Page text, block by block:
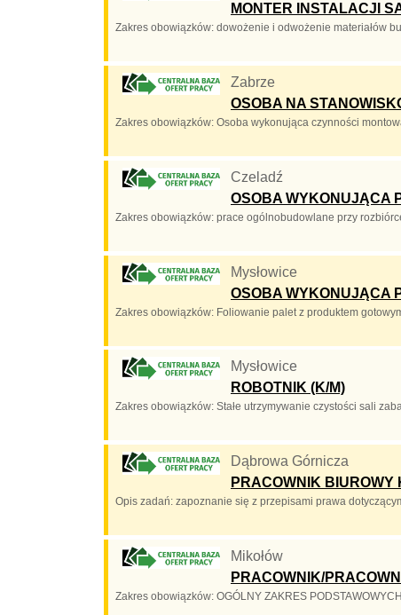
MONTER INSTALACJI
Zakres obowiązków: dowożenie i odwożenie materiałów
Zabrze
OSOBA NA
Zakres obowiązków: Osoba wykonująca czynności
Czeladź
OSOBA WYKONUJĄCA
Zakres obowiązków: prace ogólnobudowlane przy
Mysłowice
OSOBA WYKONUJĄCA
Zakres obowiązków: Foliowanie palet z produktem
Mysłowice
ROBOTNIK (K/M)
Zakres obowiązków: Stałe utrzymywanie czystości sali
Dąbrowa Górnicza
PRACOWNIK BIUROWY
Opis zadań: zapoznanie się z przepisami prawa
Mikołów
PRACOWNIK/
Zakres obowiązków: OGÓLNY ZAKRES